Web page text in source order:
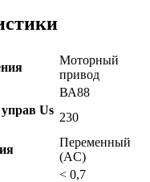
Моторный
привод
ВА88
Us
230
Переменный
(AC)
< 0,7